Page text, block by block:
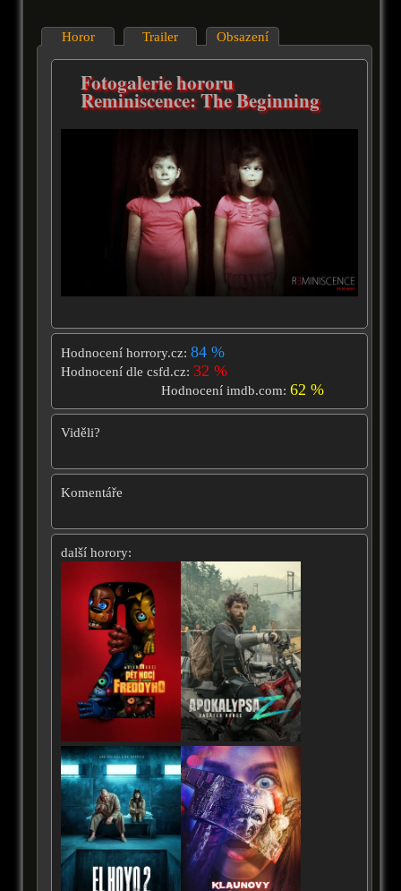
Horor Trailer Obsazení
Fotogalerie hororu
Reminiscence: The Beginning
Hodnocení horrory.cz: 84 %
Hodnocení dle csfd.cz: 32 %
Hodnocení imdb.com:62 %
Viděli?
Komentáře
další horory: